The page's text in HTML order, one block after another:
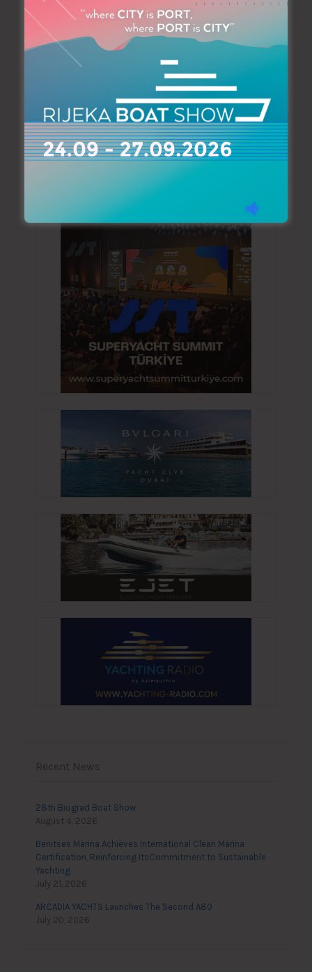
Recent News
28th Biograd Boat Show
August 4, 2026
Benitses Marina Achieves International Clean Marina
Certification, Reinforcing ItsCommitment to Sustainable
Yachting
July 21, 2026
ARCADIA YACHTS Launches The Second A80
July 20, 2026